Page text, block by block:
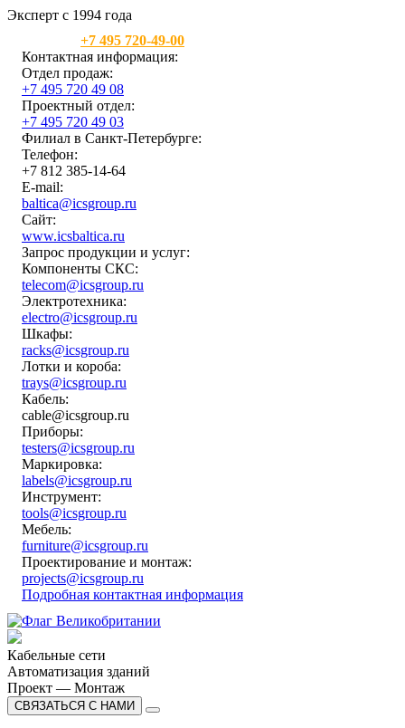
Эксперт с 1994 года
+7 495 720-49-00
Контактная информация:
Отдел продаж:
+7 495 720 49 08
Проектный отдел:
+7 495 720 49 03
Филиал в Санкт-Петербурге:
Телефон:
+7 812 385-14-64
E-mail:
baltica@icsgroup.ru
Сайт:
www.icsbaltica.ru
Запрос продукции и услуг:
Компоненты СКС:
telecom@icsgroup.ru
Электротехника:
electro@icsgroup.ru
Шкафы:
racks@icsgroup.ru
Лотки и короба:
trays@icsgroup.ru
Кабель:
cable@icsgroup.ru
Приборы:
testers@icsgroup.ru
Маркировка:
labels@icsgroup.ru
Инструмент:
tools@icsgroup.ru
Мебель:
furniture@icsgroup.ru
Проектирование и монтаж:
projects@icsgroup.ru
Подробная контактная информация
Кабельные сети
Автоматизация зданий
Проект — Монтаж
СВЯЗАТЬСЯ С НАМИ